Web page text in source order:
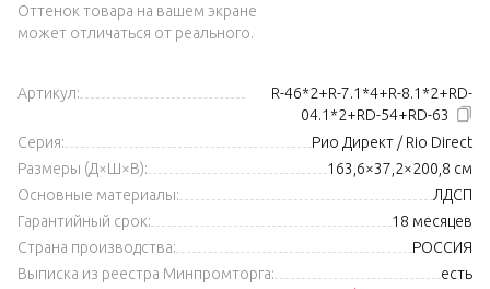
Оттенок товара на вашем экране
может отличаться от реального.
Артикул:
R-46*2+R-7.1*4+R-8.1*2+RD-
04.1*2+RD-54+RD-63
Серия:
Рио Директ / Rio Direct
Размеры (Д×Ш×В):
163,6×37,2×200,8 см
Основные материалы:
ЛДСП
Гарантийный срок:
18 месяцев
Страна производства:
РОССИЯ
Выписка из реестра Минпромторга:
есть